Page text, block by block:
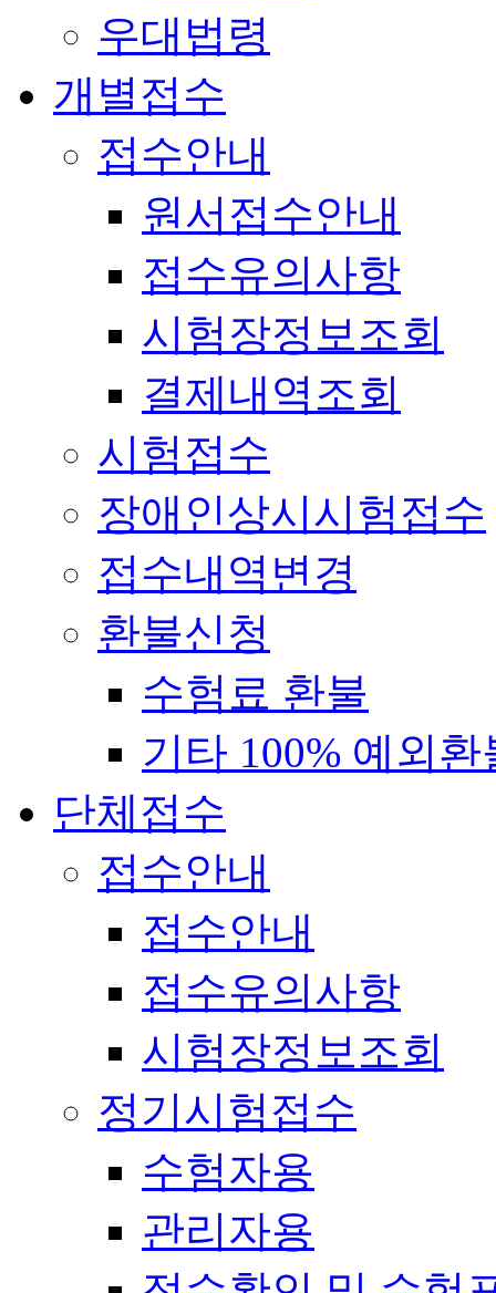
우대법령
개별접수
접수안내
원서접수안내
접수유의사항
시험장정보조회
결제내역조회
시험접수
장애인상시시험접수
접수내역변경
환불신청
수험료 환불
기타 100% 예외환
단체접수
접수안내
접수안내
접수유의사항
시험장정보조회
정기시험접수
수험자용
관리자용